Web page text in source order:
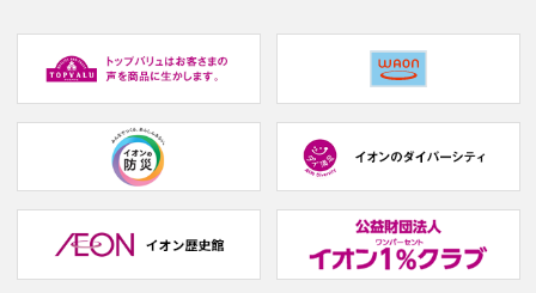
window.)
(new
window.)